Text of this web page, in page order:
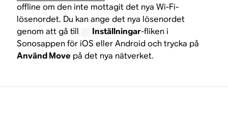
offline om den inte mottagit det nya Wi-Fi-
lösenordet. Du kan ange det nya lösenordet
genom att gå till
Inställningar-fliken i
Sonosappen för iOS eller Android och trycka på
Använd Move på det nya nätverket.